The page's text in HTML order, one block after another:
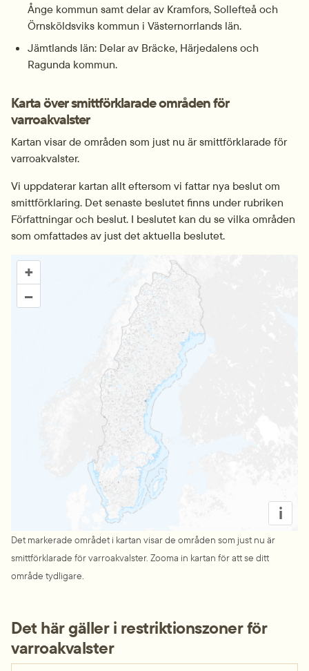
Ånge kommun samt delar av Kramfors, Sollefteå och
Örnsköldsviks kommun i Västernorrlands län.
Jämtlands län: Delar av Bräcke, Härjedalens och
Ragunda kommun.
Karta över smittförklarade områden för
varroakvalster
Kartan visar de områden som just nu är smittförklarade för
varroakvalster.
Vi uppdaterar kartan allt eftersom vi fattar nya beslut om
smittförklaring. Det senaste beslutet finns under rubriken
Författningar och beslut. I beslutet kan du se vilka områden
som omfattades av just det aktuella beslutet.
Karta över smittförklarade områden för varroakvalster
+
–
i
Det markerade området i kartan visar de områden som just nu är
smittförklarade för varroakvalster. Zooma in kartan för att se ditt
område tydligare.
Det här gäller i restriktionszoner för
varroakvalster